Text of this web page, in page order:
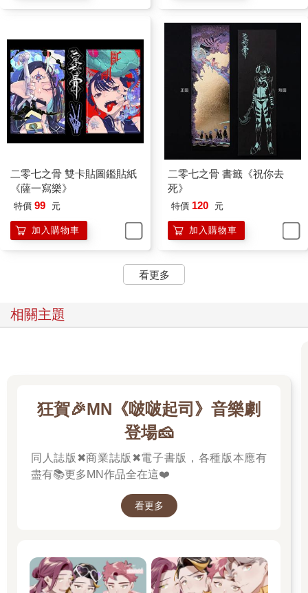
二零七之骨 雙卡貼圖鑑貼紙
《薩一寫樂》
特價 99 元
加入購物車
二零七之骨 書籤《祝你去
死》
特價 120 元
加入購物車
看更多
相關主題
狂賀🎉MN《啵啵起司》音樂劇
登場🧀
同人誌版✖商業誌版✖電子書版，各種版本應有
盡有📚更多MN作品全在這❤️
看更多